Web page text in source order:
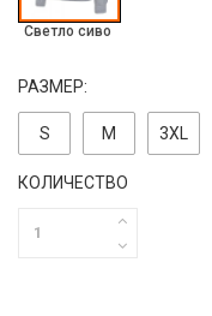
Светло сиво
РАЗМЕР:
S M 3ХL
КОЛИЧЕСТВО